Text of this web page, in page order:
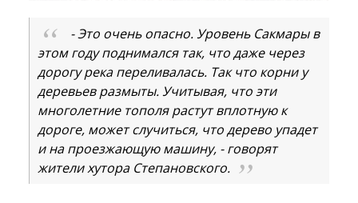
- Это очень опасно. Уровень Сакмары в
этом году поднимался так, что даже через
дорогу река переливалась. Так что корни у
деревьев размыты. Учитывая, что эти
многолетние тополя растут вплотную к
дороге, может случиться, что дерево упадет
и на проезжающую машину, - говорят
жители хутора Степановского.